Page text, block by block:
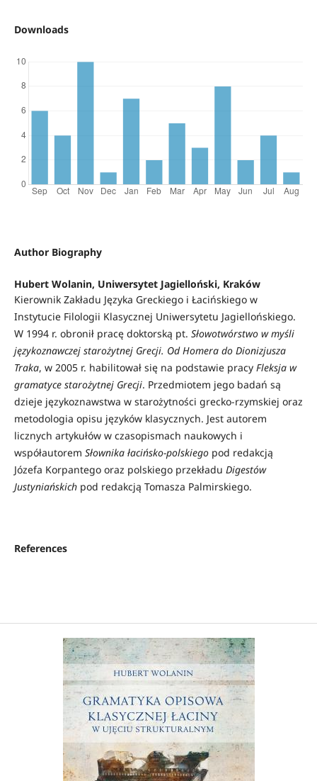
Downloads
Author Biography
Hubert Wolanin, Uniwersytet Jagielloński, Kraków
Kierownik Zakładu Języka Greckiego i Łacińskiego w
Instytucie Filologii Klasycznej Uniwersytetu Jagiellońskiego.
W 1994 r. obronił pracę doktorską pt. Słowotwórstwo w myśli
językoznawczej starożytnej Grecji. Od Homera do Dionizjusza
Traka, w 2005 r. habilitował się na podstawie pracy Fleksja w
gramatyce starożytnej Grecji. Przedmiotem jego badań są
dzieje językoznawstwa w starożytności grecko-rzymskiej oraz
metodologia opisu języków klasycznych. Jest autorem
licznych artykułów w czasopismach naukowych i
współautorem Słownika łacińsko-polskiego pod redakcją
Józefa Korpantego oraz polskiego przekładu Digestów
Justyniańskich pod redakcją Tomasza Palmirskiego.
References